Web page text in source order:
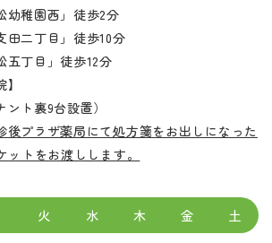
幼稚園西」徒歩2分
田二丁目」徒歩10分
五丁目」徒歩12分
ト裏9台設置）
プラザ薬局にて処方箋をお出しになった
トをお渡しします。
火 水 木 金 土